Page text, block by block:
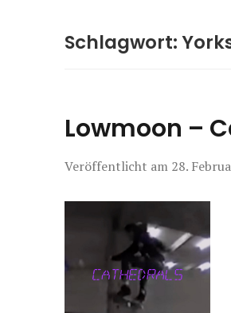
Schlagwort:
Lowmoon –
Veröffentlicht am 28.